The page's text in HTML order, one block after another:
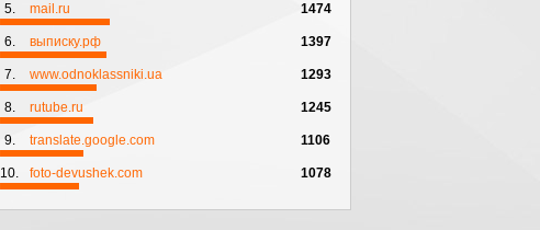
5. mail.ru 1474
6. выписку.рф 1397
7. www.odnoklassniki.ua 1293
8. rutube.ru 1245
9. translate.google.com 1106
10. foto-devushek.com 1078